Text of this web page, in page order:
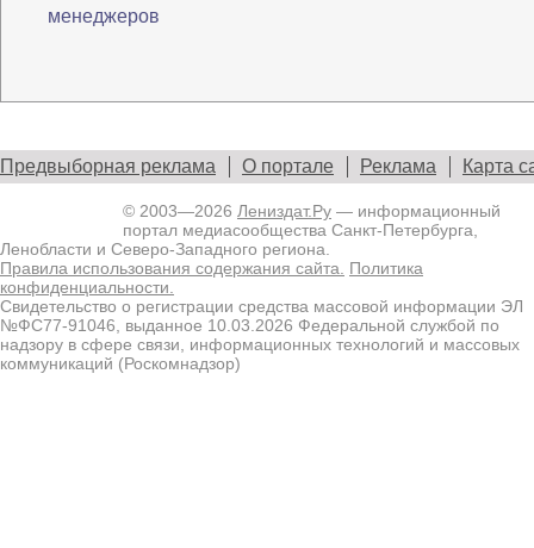
менеджеров
Предвыборная реклама О портале Реклама Карта
© 2003—2026 Лениздат.Ру — информационный
портал медиасообщества Санкт-Петербурга,
Ленобласти и Северо-Западного региона.
Правила использования содержания сайта. Политика
конфиденциальности.
Свидетельство о регистрации средства массовой информации ЭЛ
№ФС77-91046, выданное 10.03.2026 Федеральной службой по
надзору в сфере связи, информационных технологий и массовых
коммуникаций (Роскомнадзор)